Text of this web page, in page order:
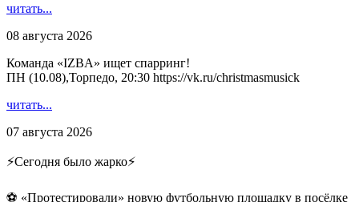
читать...
08 августа 2026
Команда «IZBA» ищет спарринг!
ПН (10.08),Торпедо, 20:30 https://vk.ru/christmasmusick
читать...
07 августа 2026
⚡️Сегодня было жарко⚡️
⚽ ️«Протестировали» новую футбольную площадку в посёлке